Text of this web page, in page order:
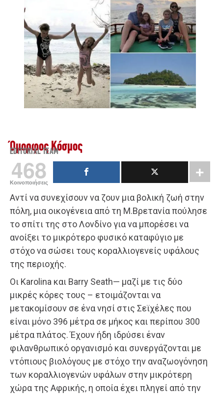
Όμορφος Κόσμος
EDITORIAL TEAM
468
Κοινοποιήσεις
Αντί να συνεχίσουν να ζουν μια βολική ζωή στην
πόλη, μια οικογένεια από τη Μ.Βρετανία πούλησε
το σπίτι της στο Λονδίνο για να μπορέσει να
ανοίξει το μικρότερο φυσικό καταφύγιο με
στόχο να σώσει τους κοραλλιογενείς υφάλους
της περιοχής.
Οι Karolina και Barry Seath— μαζί με τις δύο
μικρές κόρες τους – ετοιμάζονται να
μετακομίσουν σε ένα νησί στις Σεϊχέλες που
είναι μόνο 396 μέτρα σε μήκος και περίπου 300
μέτρα πλάτος. Έχουν ήδη ιδρύσει έναν
φιλανθρωπικό οργανισμό και συνεργάζονται με
ντόπιους βιολόγους με στόχο την αναζωογόνηση
των κοραλλιογενών υφάλων στην μικρότερη
χώρα της Αφρικής, η οποία έχει πληγεί από την